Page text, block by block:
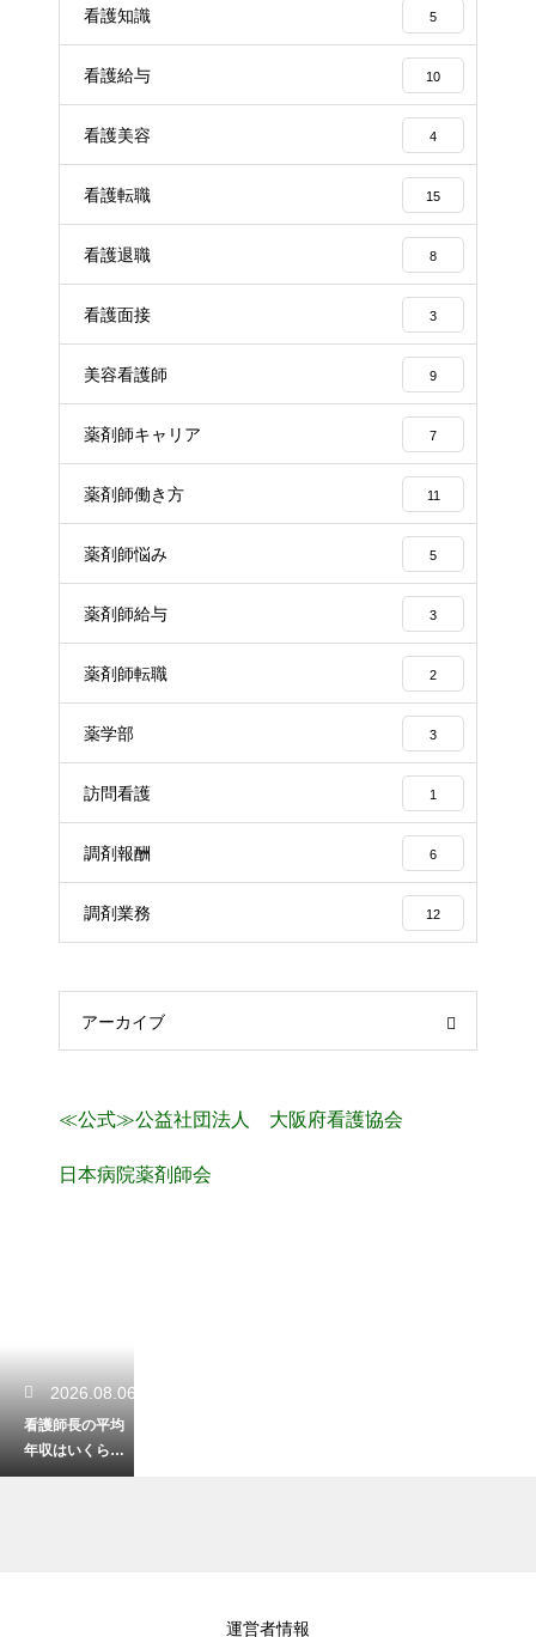
看護知識 5
看護給与 10
看護美容 4
看護転職 15
看護退職 8
看護面接 3
美容看護師 9
薬剤師キャリア 7
薬剤師働き方 11
薬剤師悩み 5
薬剤師給与 3
薬剤師転職 2
薬学部 3
訪問看護 1
調剤報酬 6
調剤業務 12
アーカイブ
≪公式≫公益社団法人 大阪府看護協会
日本病院薬剤師会
2026.08.06
看護師長の平均
年収はいくら？
役職ごとの給与
運営者情報